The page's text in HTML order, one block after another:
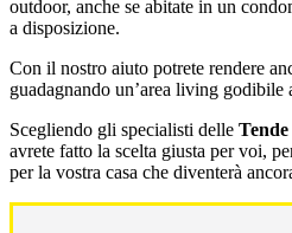
outdoor, anche se abitate in un
a disposizione.
Con il nostro aiuto potrete rendere
guadagnando un’area living
Scegliendo gli specialisti delle
avrete fatto la scelta giusta per voi,
per la vostra casa che diventerà